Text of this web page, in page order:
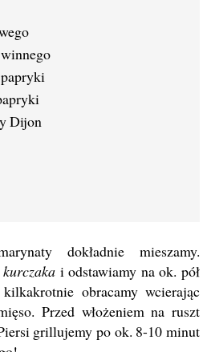
Dijon
dokładnie mieszamy.
i odstawiamy na ok. pół
obracamy wcierając
Przed włożeniem na ruszt
grillujemy po ok. 8-10 minut